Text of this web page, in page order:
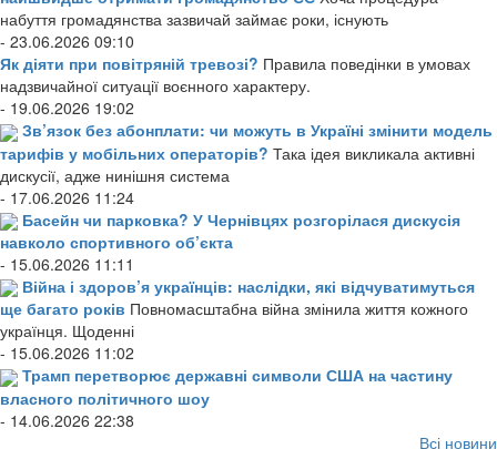
набуття громадянства зазвичай займає роки, існують
- 23.06.2026 09:10
Як діяти при повітряній тревозі? Правила поведінки в умовах
надзвичайної ситуації воєнного характеру.
- 19.06.2026 19:02
Зв’язок без абонплати: чи можуть в Україні змінити модель
тарифів у мобільних операторів? Така ідея викликала активні
дискусії, адже нинішня система
- 17.06.2026 11:24
Басейн чи парковка? У Чернівцях розгорілася дискусія
навколо спортивного об’єкта
- 15.06.2026 11:11
Війна і здоров’я українців: наслідки, які відчуватимуться
ще багато років Повномасштабна війна змінила життя кожного
українця. Щоденні
- 15.06.2026 11:02
Трамп перетворює державні символи США на частину
власного політичного шоу
- 14.06.2026 22:38
Всі новини